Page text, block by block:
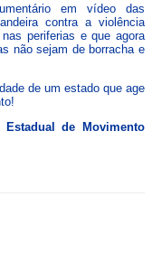
em vídeo das
contra a violência
periferias e que agora
não sejam de borracha e
de um estado que age
de Movimento